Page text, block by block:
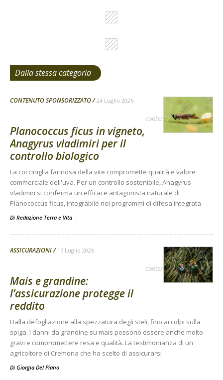
Dalla stessa categoria
CONTENUTO SPONSORIZZATO 24 Luglio 2026
contenuto sponsorizzato
Planococcus ficus in vigneto,
Anagyrus vladimiri per il
controllo biologico
La cocciniglia farinosa della vite compromette qualità e valore
commerciale dell'uva. Per un controllo sostenibile, Anagyrus
vladimiri si conferma un efficace antagonista naturale di
Planococcus ficus, integrabile nei programmi di difesa integrata
Di Redazione Terra e Vita -
ASSICURAZIONI 17 Luglio 2026
contenuto sponsorizzato
Mais e grandine:
l’assicurazione protegge il
reddito
Dalla defogliazione alla spezzatura degli steli, fino ai colpi sulla
spiga. I danni da grandine su mais possono essere anche molto
gravi e compromettere resa e qualità. La testimonianza di un
agricoltore di Cremona che ha scelto di assicurarsi
Di Giorgia Del Piano